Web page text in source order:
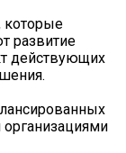
которые
развитие
действующих